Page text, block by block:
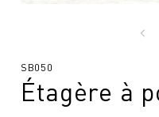
modal
SKU
SB050
Étagère à